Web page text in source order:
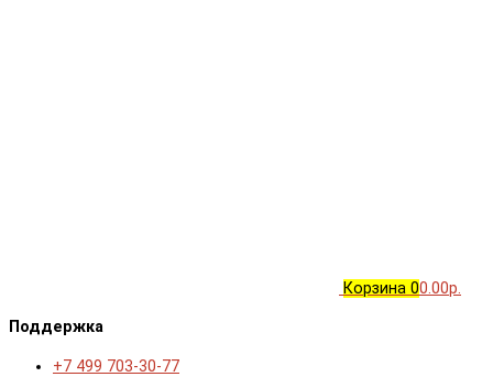
Корзина 00.00р.
Поддержка
+7 499 703-30-77